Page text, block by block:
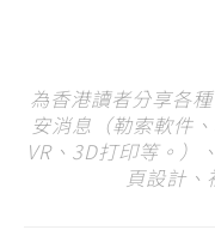
為香港讀者分享各
安消息（勒索軟件
VR、3D打印等。）
頁設計、